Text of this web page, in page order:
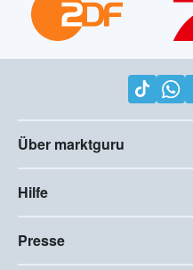
Über marktguru
Hilfe
Presse